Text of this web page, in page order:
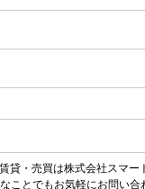
・売買は株式会社スマー
ことでもお気軽にお問い合